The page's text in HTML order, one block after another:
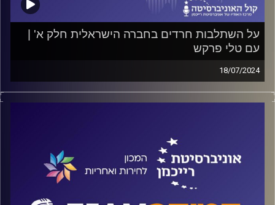
על השתלבות חרדים בחברה הישראלית חלק א' |
עם טלי פרקש
18/07/2024
פודקאסט המכון לחירות ואחריות באוניברסיטת רייכמן
האם הדרך להשתלבות חרדים בחברה הישראלית עוברת בהכרח
בה? על כל אלה ועוד ישוחח ד"ר חיים וייצמן עם טלי פרקש
המכון לחירות ואחריות